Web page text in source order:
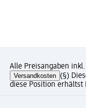
Alle Preisangaben
Versandkosten (§)
diese Position erhältst